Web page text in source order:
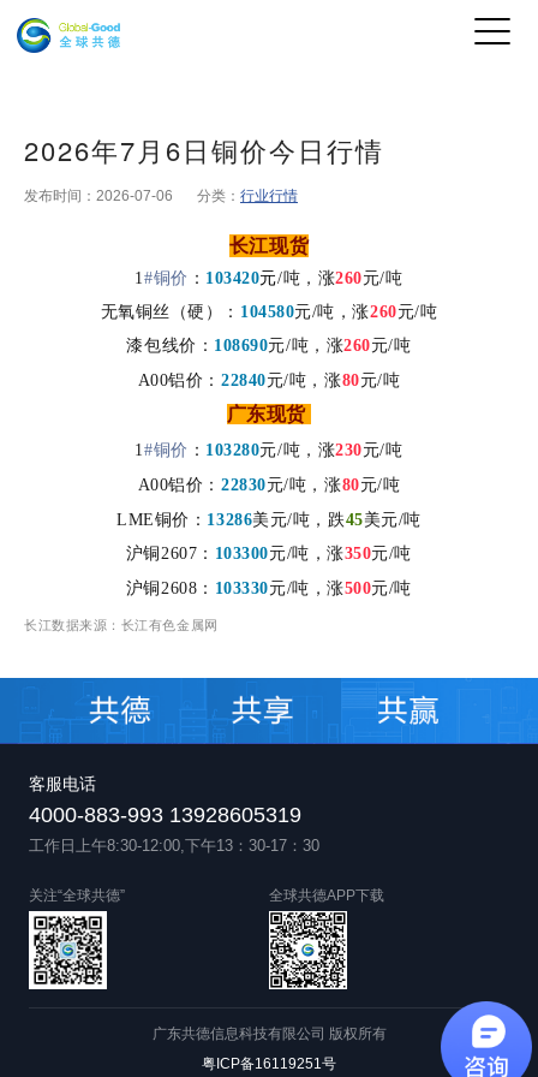
2026年7月6日铜价今日行情
发布时间：2026-07-06 分类： 行业行情
长江现货
1#铜价 ： 103420元/吨，涨260元/吨
无氧铜丝（硬）： 104580元/吨，涨260元/吨
漆包线价： 108690元/吨 ，涨260元/吨
A00铝价：22840元/吨， 涨80元/吨
广东现货
1#铜价 ： 103280元/吨， 涨230元/吨
A00铝价：22830元/吨， 涨80元/吨
LME铜价： 13286美元/吨， 跌45美元/吨
沪铜2607： 103300元/吨，涨350元/吨
沪铜2608： 103330元/吨，涨500元/吨
长江数据来源 ： 长江有色金属网
客服电话
4000-883-993 13928605319
工作日上午8:30-12:00,下午13：30-17：30
关注“全球共德” 全球共德APP下载
广东共德信息科技有限公司 版权所有
粤ICP备16119251号